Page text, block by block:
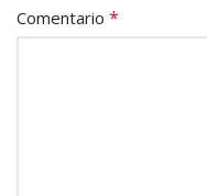
Comentario *